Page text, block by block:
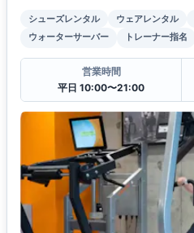
シューズレンタル ウェアレンタル
ウォーターサーバー
トレーナー指名
営業時間
平日 10:00〜21:00